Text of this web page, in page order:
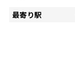
最寄り駅